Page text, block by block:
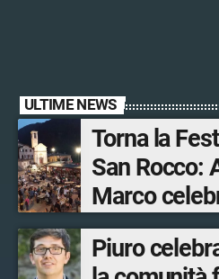
ULTIME NEWS
Torna la
San Rocco:
Marco
edizione
Piuro